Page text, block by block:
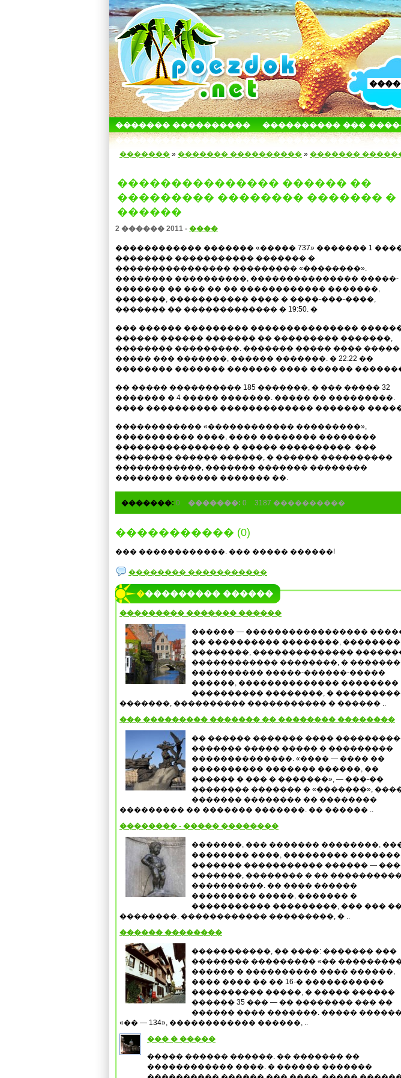
������� ���������� ���������� ���
������������� ������
����� � ����
������� » ������� ���������� » �������
��������������� ������ ��
��������� �������� ������� �
������
2 ������ 2011 - ����
������������ ������� «����� 737» ������� 1
�������� ����������� ������� �
���������������� ��������� «��������».
�������� ����������, ��������������� �����-
������� �� ��� �� �� ������������ �������,
�������, ����������� ���� � ����-���-����,
������� �� ������������� � 19:50. �
��� ������ ��������� ���������������
������ ������ ������� �� ��������� �������,
�������� ���������. ������� ����� ���� �����
����� ��� �������, ������ �������. � 22:22 ��
�������� ������� ������� ���� ������
�� ����� ���������� 185 �������, � ��� ����� 32
������� � 4 ����� �������. ����� �� ���������.
���� ���������� ������������� �������
������������ «������������ ���������»,
����������� ����, ���� �������� ��������
���������������� � ����� ����������. ���
�������� ������ ������, � ������ ����������
������������, ������� ������� ��������
�������� ������ ������� ��.
�������: 0 �������: 0 3187 ����������
����������� (0)
��� ������������. ��� ����� ������!
�������� �����������
���������� ������
��������� ������� ������
������ — �����������������
�� ���������� ��������, ��������
��������, ��������������
������������ ��������, � �������
���������� �����-������-�����
������, �������������� ��������
���������� ��������, �
�������, ���������� ����������� � ������ ..
��� ��������� ������� �� �������� ��������
�� ������ ������� ����
������� ����� ����� � ���������
��������������. «���� — ���� ��
���������� ������� ������, ��
������ � ��� � �������», — ���-��
�������� ������� � «�������»,
������� �������� �� ��������
��������� �� ������� �������. �� ������ ..
�������� - ����� ��������
�������, ��� ������� ��������,
�������� ����, ���������
������� ����������� ������ —
�������, �������� � ��
����������. �� ���� ������
��������� �����, ������� �
����������� ���������, ��� ���
��������. ������������ ���������, � ..
������ ��������
�����������, �� ����: ������� ���
�������� ��������� «��
������ � ���������� ���� ������,
���� ���� �� �� 16-� �����������
���������� �����, � ����� ������
������ 35 ��� — �� �������� ��� ��
������ ���� �������. �����
«�� — 134», ������������ ������, ..
��� � �����
����� ������ ������. �� ������� ��
������������ ����. � ������ �������